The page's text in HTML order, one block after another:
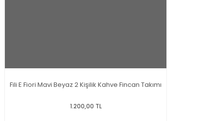
Fili E Fiori Mavi Beyaz 2 Kişilik Kahve Fincan Takımı
1.200,00 TL